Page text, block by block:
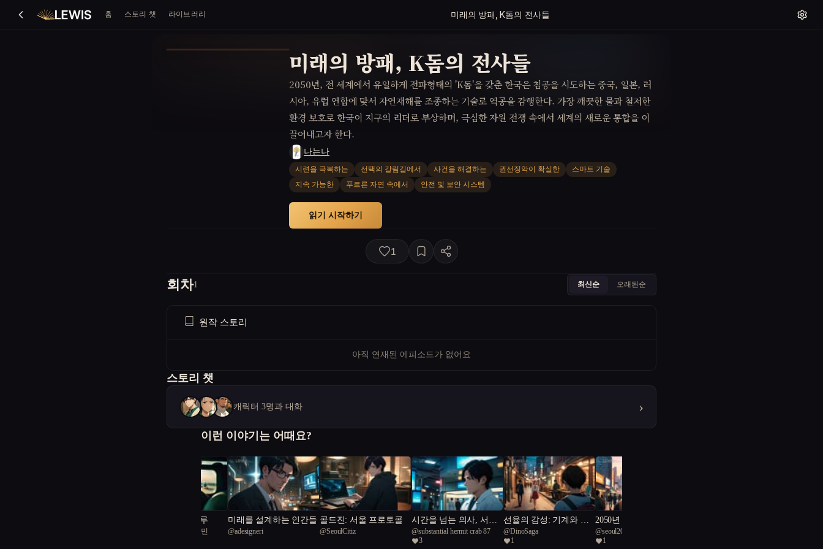
홈 스토리 챗 라이브러리 미래의 방패, K돔의 전사들
미래의 방패, K돔의 전사들
2050년, 전 세계에서 유일하게 전파형태의 'K돔'을 갖춘 한국은 침공을 시도하는 중국, 일본, 러
시아, 유럽 연합에 맞서 자연재해를 조종하는 기술로 역공을 감행한다. 가장 깨끗한 물과 철저한
환경 보호로 한국이 지구의 리더로 부상하며, 극심한 자원 전쟁 속에서 세계의 새로운 통합을 이
끌어내고자 한다.
나는나
시련을 극복하는 선택의 갈림길에서 사건을 해결하는 권선징악이 확실한
스마트 기술
지속 가능한
푸르른 자연 속에서 안전 및 보안 시스템
읽기 시작하기
1
회차1 최신순 오래된순
원작 스토리
아직 연재된 에피소드가 없어요
스토리 챗
캐릭터 3명과 대화 ›
이런 이야기는 어때요?
하늘을 빌려준 하루
서울공화국일급시민
미래를 설계하는 인간들
@adesigneri
콜드진: 서울 프로토콜
@SeoulCitiz
시간을 넘는 의사, 서울
을 구하다
@substantial hermit crab 87
3
선율의 감성: 기계와 인
간의 조화
@DinoSaga
1
2050년 서울 : 나는 누구
인가?
@seoul2074
1